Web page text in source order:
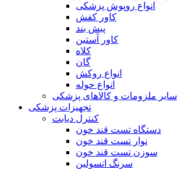
انواع روپوش پزشکی
کاور کفش
پیش بند
کاور آستین
کلاه
گان
انواع روکش
انواع حوله
سایر ملزومات و کالاهای پزشکی
تجهیزات پزشکی
کنترل دیابت
دستگاه تست قند خون
نوار تست قند خون
سوزن تست قند خون
سرنگ انسولین